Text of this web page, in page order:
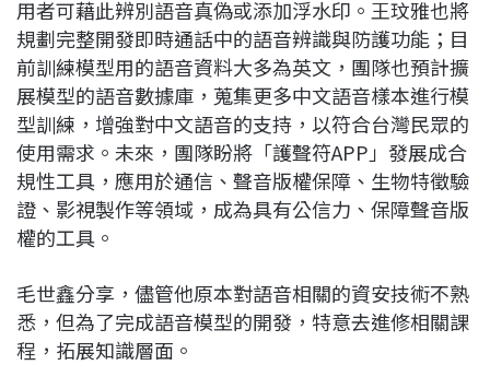
用者可藉此辨別語音真偽或添加浮水印。王玟雅也將
規劃完整開發即時通話中的語音辨識與防護功能；目
前訓練模型用的語音資料大多為英文，團隊也預計擴
展模型的語音數據庫，蒐集更多中文語音樣本進行模
型訓練，增強對中文語音的支持，以符合台灣民眾的
使用需求。未來，團隊盼將「護聲符APP」發展成合
規性工具，應用於通信、聲音版權保障、生物特徵驗
證、影視製作等領域，成為具有公信力、保障聲音版
權的工具。
毛世鑫分享，儘管他原本對語音相關的資安技術不熟
悉，但為了完成語音模型的開發，特意去進修相關課
程，拓展知識層面。